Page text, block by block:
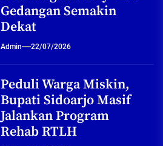
Gedangan Semakin
Dekat
Admin 22/07/2026
Peduli Warga Miskin,
Bupati Sidoarjo Masif
Jalankan Program
Rehab RTLH